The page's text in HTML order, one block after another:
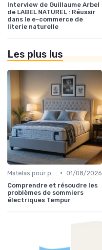
Interview de Guillaume Arbel
de LABEL NATUREL : Réussir
dans le e-commerce de
literie naturelle
Les plus lus
• 01/08/2026
Comprendre et résoudre les
problèmes de sommiers
électriques Tempur